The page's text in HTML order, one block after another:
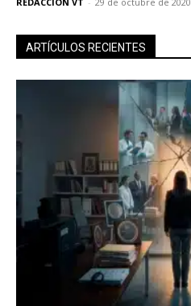
ARTÍCULOS RECIENTES